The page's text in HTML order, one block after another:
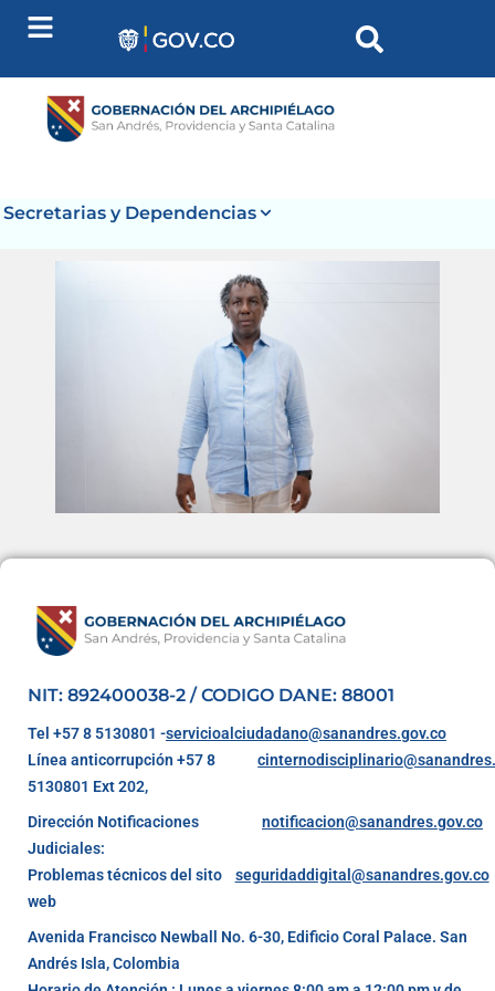
contenido
Secretarias y Dependencias
NIT: 892400038-2 / CODIGO DANE: 88001
Tel +57 8 5130801 -servicioalciudadano@sanandres.gov.co
Línea anticorrupción +57 8
5130801 Ext 202,
Dirección Notificaciones
Judiciales:
notificacion@sanandres.gov.co
Problemas técnicos del sito
web
seguridaddigital@sanandres.gov.co
Avenida Francisco Newball No. 6-30, Edificio Coral Palace. San
Andrés Isla, Colombia